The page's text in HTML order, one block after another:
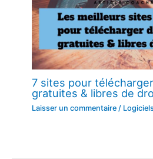
7 sites pour
gratuites & libres de
Laisser un commentaire /